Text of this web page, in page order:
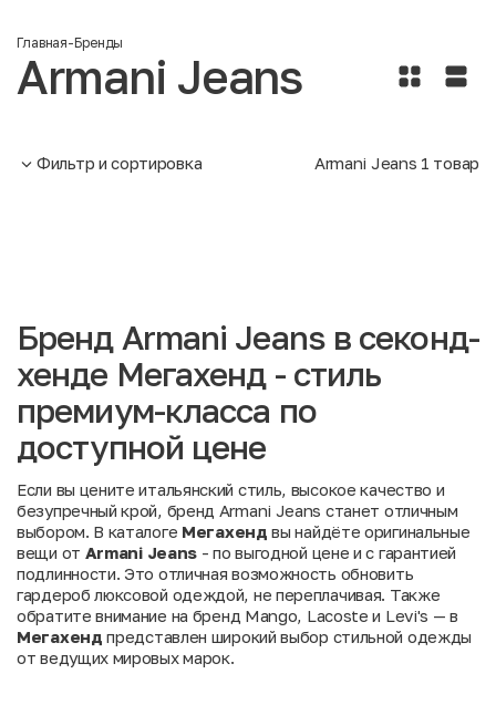
Главная-Бренды
Armani Jeans
Фильтр и сортировка Armani Jeans 1 товар
Бренд Armani Jeans в секонд-
хенде Мегахенд - стиль
премиум-класса по
доступной цене
Если вы цените итальянский стиль, высокое качество и
безупречный крой, бренд Armani Jeans станет отличным
выбором. В каталоге Мегахенд вы найдёте оригинальные
вещи от Armani Jeans - по выгодной цене и с гарантией
подлинности. Это отличная возможность обновить
гардероб люксовой одеждой, не переплачивая. Также
обратите внимание на бренд Mango, Lacoste и Levi's — в
Мегахенд представлен широкий выбор стильной одежды
от ведущих мировых марок.